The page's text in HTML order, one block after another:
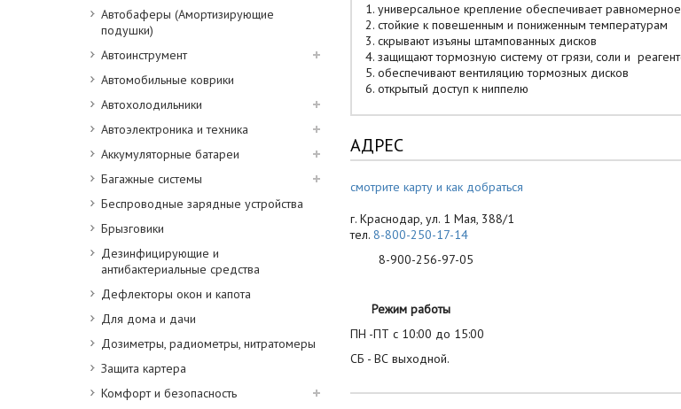
Автобаферы (Амортизирующие
подушки)
Автоинструмент
Автомобильные коврики
Автохолодильники
Автоэлектроника и техника
Аккумуляторные батареи
Багажные системы
Беспроводные зарядные устройства
Брызговики
Дезинфицирующие и
антибактериальные средства
Дефлекторы окон и капота
Для дома и дачи
Дозиметры, радиометры, нитратомеры
Защита картера
Комфорт и безопасность
1. универсальное крепление обеспечивает
2. стойкие к повешенным и пониженным температурам
3. скрывают изъяны штампованных дисков
4. защищают тормозную систему от грязи, соли и
5. обеспечивают вентиляцию тормозных дисков
6. открытый доступ к ниппелю
АДРЕС
смотрите карту и как добраться
г. Краснодар, ул. 1 Мая, 388/1
тел. 8-800-250-17-14
8-900-256-97-05
Режим работы
ПН -ПТ с 10:00 до 15:00
СБ - ВС выходной.